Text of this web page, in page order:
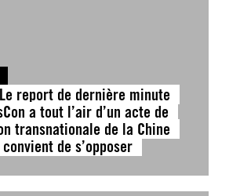
report de dernière minute
a tout l’air d’un acte de
transnationale de la Chine
de s’opposer